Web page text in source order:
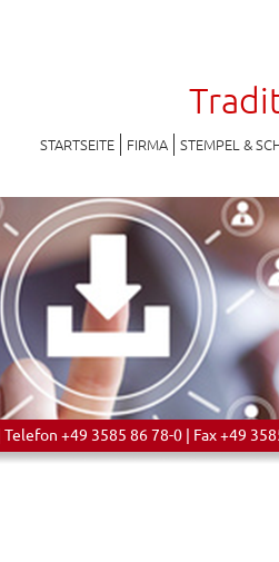
STARTSEITE FIRMA STEMPEL &
Telefon +49 3585 86 78-0 | Fax +49